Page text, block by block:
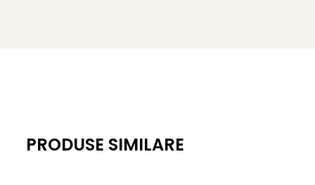
PRODUSE SIMILARE